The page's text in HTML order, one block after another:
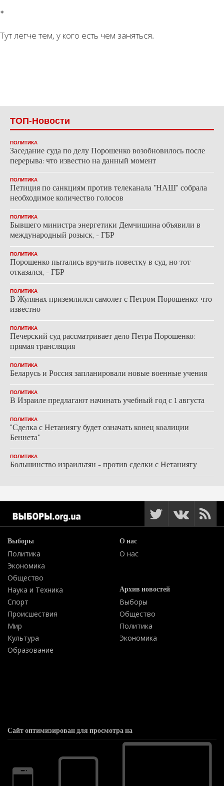
*
Тут легче тем, у кого есть чем заняться.
ТОП-Новости
ПОЛИТИКА
Заседание суда по делу Порошенко возобновилось после
перерыва: что известно на данный момент
ПОЛИТИКА
Петиция по санкциям против телеканала "НАШ" собрала
необходимое количество голосов
ПОЛИТИКА
Бывшего министра энергетики Демчишина объявили в
международный розыск, - ГБР
ПОЛИТИКА
Порошенко пытались вручить повестку в суд, но тот
отказался, - ГБР
ПОЛИТИКА
В Жулянах приземлился самолет с Петром Порошенко: что
известно
ПОЛИТИКА
Печерский суд рассматривает дело Петра Порошенко:
прямая трансляция
ПОЛИТИКА
Беларусь и Россия запланировали новые военные учения
ПОЛИТИКА
В Израиле предлагают начинать учебный год с 1 августа
ПОЛИТИКА
"Сделка с Нетаниягу будет означать конец коалиции
Беннета"
ПОЛИТИКА
Большинство израильтян - против сделки с Нетаниягу
Выборы
Политика
Экономика
Общество
Наука и Техника
Спорт
Происшествия
Мир
Культура
Образование
О нас
О нас
Архив новостей
Выборы
Общество
Политика
Экономика
Сайт оптимизирован для просмотра на